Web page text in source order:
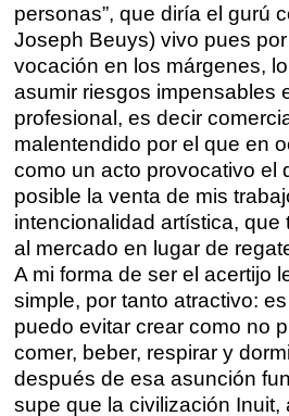
personas”, que diría el gurú
Joseph Beuys) vivo pues
vocación en los márgenes,
asumir riesgos impensables
profesional, es decir
malentendido por el que en
como un acto provocativo el
posible la venta de mis
intencionalidad artística, que
al mercado en lugar de
A mi forma de ser el acertijo
simple, por tanto atractivo:
puedo evitar crear como no
comer, beber, respirar y
después de esa asunción
supe que la civilización Inuit,